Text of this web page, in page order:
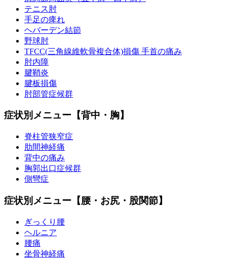
テニス肘
手足の痺れ
ヘバーデン結節
野球肘
TFCC(三角線維軟骨複合体)損傷 手首の痛み
肘内障
腱鞘炎
腱板損傷
肘部管症候群
症状別メニュー【背中・胸】
脊柱管狭窄症
肋間神経痛
背中の痛み
胸郭出口症候群
側彎症
症状別メニュー【腰・お尻・股関節】
ぎっくり腰
ヘルニア
腰痛
坐骨神経痛